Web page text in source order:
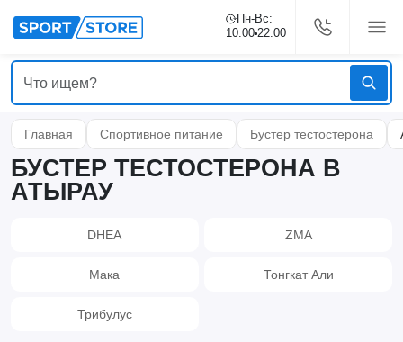
Пн-Вс:
10:00 22:00
Главная Спортивное питание Бустер тестостерона
БУСТЕР ТЕСТОСТЕРОНА В
АТЫРАУ
DHEA ZMA
Мака Тонгкат Али
Трибулус